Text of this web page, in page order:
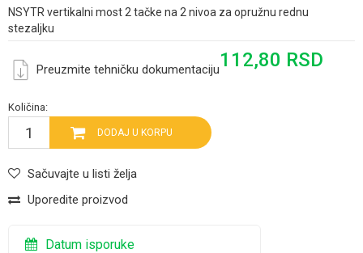
NSYTR vertikalni most 2 tačke na 2 nivoa za opružnu rednu
stezaljku
Preuzmite tehničku dokumentaciju112,80 RSD
Količina:
DODAJ U KORPU
Sačuvajte u listi želja
Uporedite proizvod
Datum isporuke